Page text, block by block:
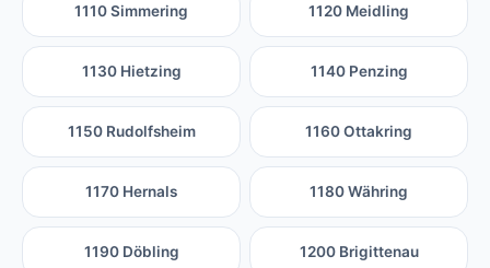
1110 Simmering 1120 Meidling
1130 Hietzing 1140 Penzing
1150 Rudolfsheim 1160 Ottakring
1170 Hernals 1180 Währing
1190 Döbling 1200 Brigittenau